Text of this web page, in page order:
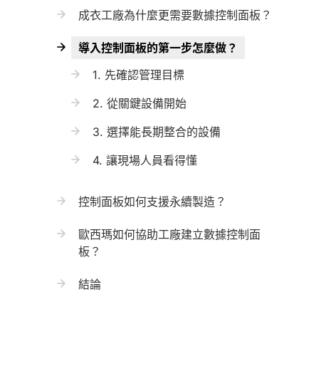
成衣工廠為什麼更需要數據控制面板？
導入控制面板的第一步怎麼做？
1. 先確認管理目標
2. 從關鍵設備開始
3. 選擇能長期整合的設備
4. 讓現場人員看得懂
控制面板如何支援永續製造？
歐西瑪如何協助工廠建立數據控制面
板？
結論